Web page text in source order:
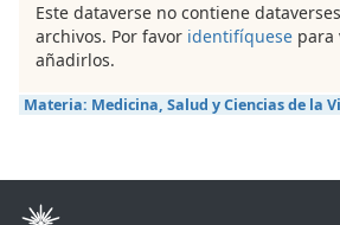
Este dataverse no contiene
archivos. Por favor identifíquese para
añadirlos.
Materia: Medicina, Salud y Ciencias de la